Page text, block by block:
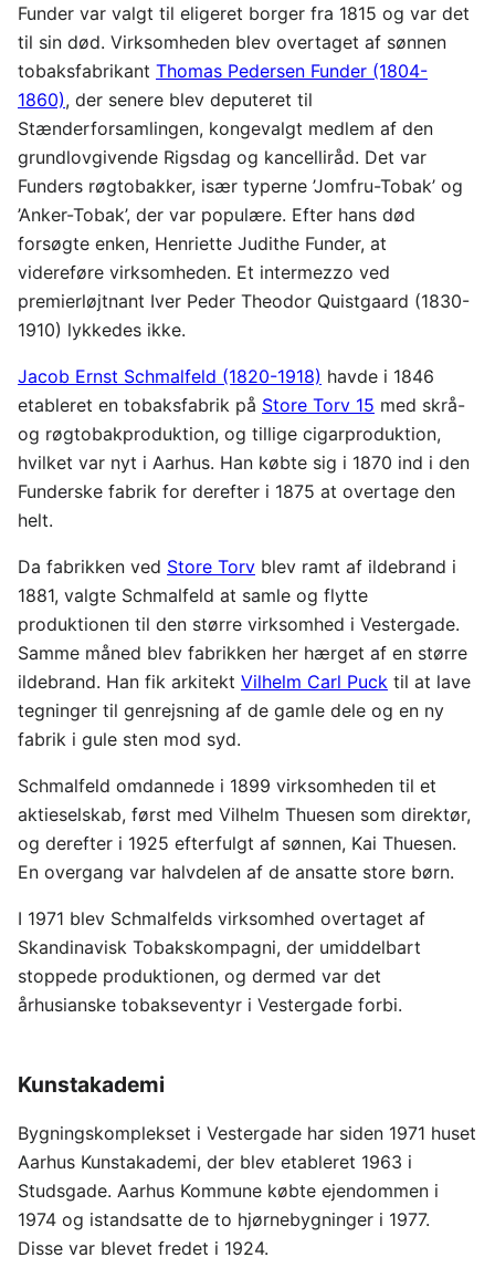
Funder var valgt til eligeret borger fra 1815 og var det
til sin død. Virksomheden blev overtaget af sønnen
tobaksfabrikant Thomas Pedersen Funder (1804-
1860), der senere blev deputeret til
Stænderforsamlingen, kongevalgt medlem af den
grundlovgivende Rigsdag og kancelliråd. Det var
Funders røgtobakker, især typerne ’Jomfru-Tobak’ og
’Anker-Tobak’, der var populære. Efter hans død
forsøgte enken, Henriette Judithe Funder, at
videreføre virksomheden. Et intermezzo ved
premierløjtnant Iver Peder Theodor Quistgaard (1830-
1910) lykkedes ikke.
Jacob Ernst Schmalfeld (1820-1918) havde i 1846
etableret en tobaksfabrik på Store Torv 15 med skrå-
og røgtobakproduktion, og tillige cigarproduktion,
hvilket var nyt i Aarhus. Han købte sig i 1870 ind i den
Funderske fabrik for derefter i 1875 at overtage den
helt.
Da fabrikken ved Store Torv blev ramt af ildebrand i
1881, valgte Schmalfeld at samle og flytte
produktionen til den større virksomhed i Vestergade.
Samme måned blev fabrikken her hærget af en større
ildebrand. Han fik arkitekt Vilhelm Carl Puck til at lave
tegninger til genrejsning af de gamle dele og en ny
fabrik i gule sten mod syd.
Schmalfeld omdannede i 1899 virksomheden til et
aktieselskab, først med Vilhelm Thuesen som direktør,
og derefter i 1925 efterfulgt af sønnen, Kai Thuesen.
En overgang var halvdelen af de ansatte store børn.
I 1971 blev Schmalfelds virksomhed overtaget af
Skandinavisk Tobakskompagni, der umiddelbart
stoppede produktionen, og dermed var det
århusianske tobakseventyr i Vestergade forbi.
Kunstakademi
Bygningskomplekset i Vestergade har siden 1971 huset
Aarhus Kunstakademi, der blev etableret 1963 i
Studsgade. Aarhus Kommune købte ejendommen i
1974 og istandsatte de to hjørnebygninger i 1977.
Disse var blevet fredet i 1924.